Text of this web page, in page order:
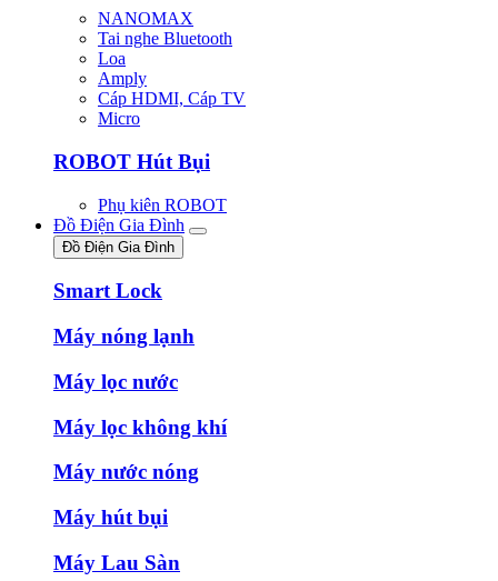
NANOMAX
Tai nghe Bluetooth
Loa
Amply
Cáp HDMI, Cáp TV
Micro
ROBOT Hút Bụi
Phụ kiên ROBOT
Đồ Điện Gia Đình
Đồ Điện Gia Đình
Smart Lock
Máy nóng lạnh
Máy lọc nước
Máy lọc không khí
Máy nước nóng
Máy hút bụi
Máy Lau Sàn